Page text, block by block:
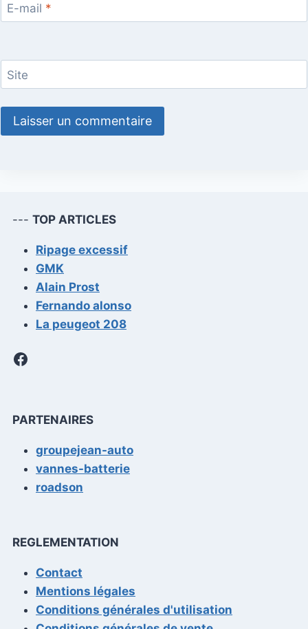
E-mail *
Site
--- TOP ARTICLES
Ripage excessif
GMK
Alain Prost
Fernando alonso
La peugeot 208
Facebook
PARTENAIRES
groupejean-auto
vannes-batterie
roadson
REGLEMENTATION
Contact
Mentions légales
Conditions générales d'utilisation